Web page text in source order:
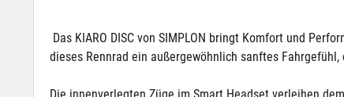
Das KIARO DISC von SIMPLON bringt Komfort und
dieses Rennrad ein außergewöhnlich sanftes